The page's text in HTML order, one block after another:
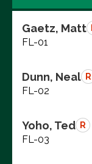
Gaetz, Matt
FL-01
Dunn, Neal R
FL-02
Yoho, Ted R
FL-03